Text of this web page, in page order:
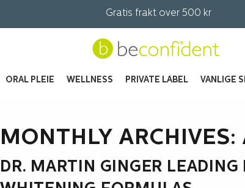
Gratis frakt over 500 kr
ORAL PLEIE WELLNESS PRIVATE LABEL VANLIGE
MONTHLY
DR. MARTIN GINGER LEADING